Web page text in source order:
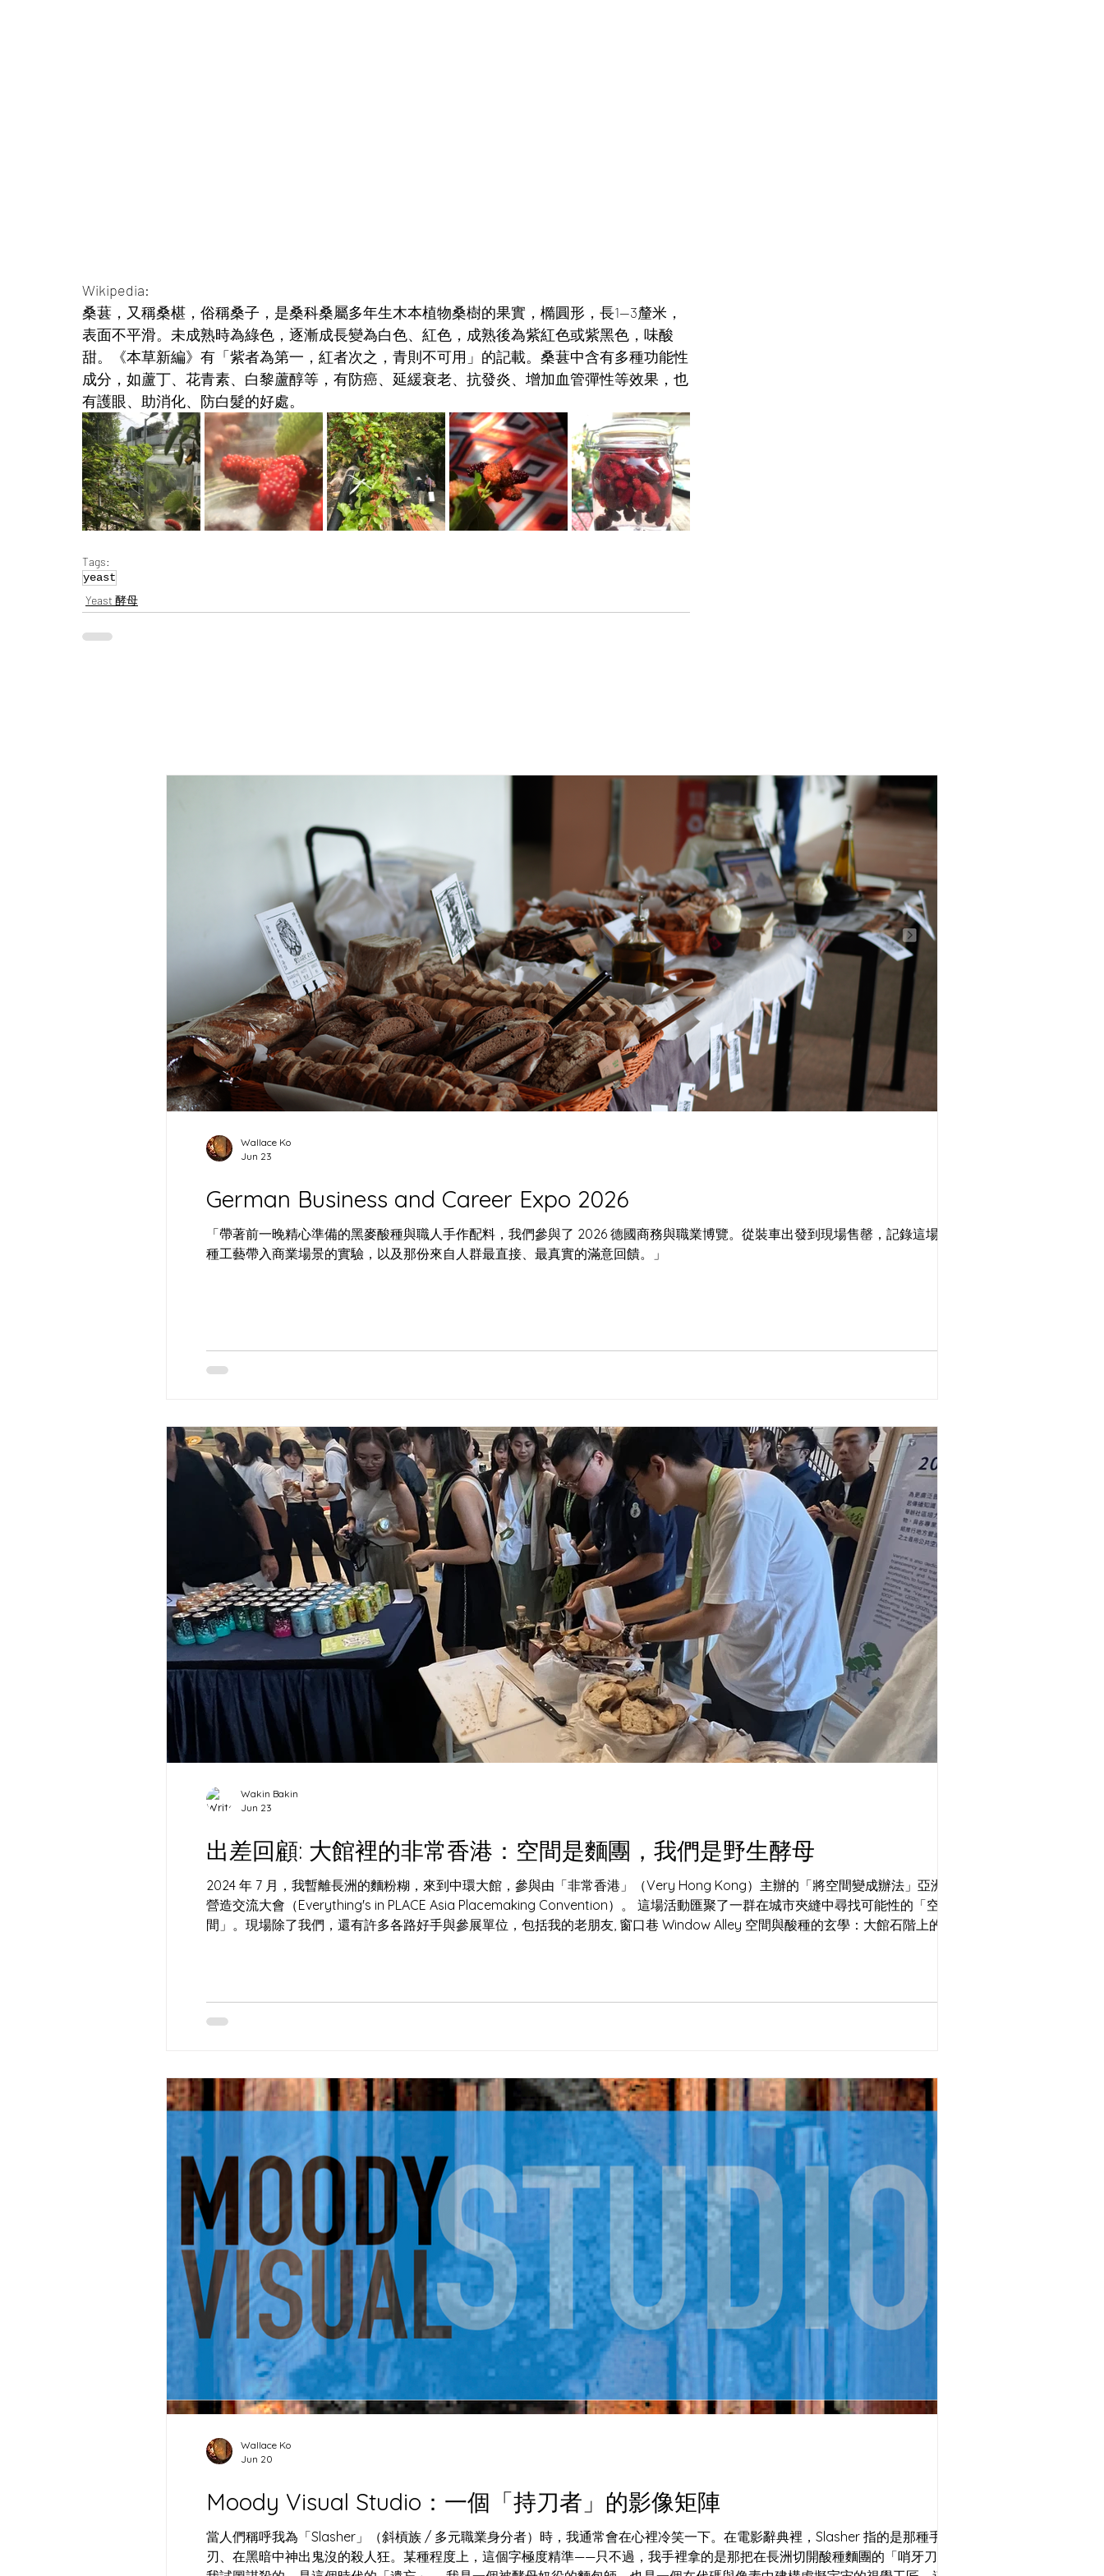
Wikipedia:
桑葚，又稱桑椹，俗稱桑子，是桑科桑屬多年生木本植物桑樹的果實，橢圓形，長1—3釐米，
表面不平滑。未成熟時為綠色，逐漸成長變為白色、紅色，成熟後為紫紅色或紫黑色，味酸
甜。《本草新編》有「紫者為第一，紅者次之，青則不可用」的記載。桑葚中含有多種功能性
成分，如蘆丁、花青素、白黎蘆醇等，有防癌、延緩衰老、抗發炎、增加血管彈性等效果，也
有護眼、助消化、防白髮的好處。
Tags:
yeast
Yeast 酵母
哨牙曲 酵母菌長洲出世
Home made wild yeast
果種-楊桃 長洲出生 果種-蓮霧 長洲生世
German Business and Career Expo 2026
「帶著前一晚精心準備的黑麥酸種與職人手作配料，我們參與了 2026 德國商務與職業博覽。從裝車出發到現場售罄，記錄這場將酸
種工藝帶入商業場景的實驗，以及那份來自人群最直接、最真實的滿意回饋。」
Wallace Ko
Jun 23
出差回顧: 大館裡的非常香港：空間是麵團，我們是野生酵母
2024 年 7 月，我暫離長洲的麵粉糊，來到中環大館，參與由「非常香港」（Very Hong Kong）主辦的「將空間變成辦法」亞洲地方
營造交流大會（Everything's in PLACE Asia Placemaking Convention）。 這場活動匯聚了一群在城市夾縫中尋找可能性的「空
間」。現場除了我們，還有許多各路好手與參展單位，包括我的老朋友, 窗口巷 Window Alley 空間與酸種的玄學：大館石階上的微氣
人竟然願意停下腳步，讓「過道」發酵成了「聚腳點」。 把荒廢角落轉化為社區心臟，就像我們在處理高水合（High Hydration）麵
團——
Wakin Bakin
Jun 23
Moody Visual Studio：一個「持刀者」的影像矩陣
當人們稱呼我為「Slasher」（斜槓族 / 多元職業身分者）時，我通常會在心裡冷笑一下。在電影辭典裡，Slasher 指的是那種手持利
刃、在黑暗中神出鬼沒的殺人狂。某種程度上，這個字極度精準——只不過，我手裡拿的是那把在長洲切開酸種麵團的「哨牙刀」，而
Wallace Ko
Jun 20